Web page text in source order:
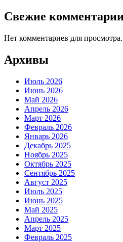
Свежие
Нет комментариев для просмотра.
Архивы
Июль 2026
Июнь 2026
Май 2026
Апрель 2026
Март 2026
Февраль 2026
Январь 2026
Декабрь 2025
Ноябрь 2025
Октябрь 2025
Сентябрь 2025
Август 2025
Июль 2025
Июнь 2025
Май 2025
Апрель 2025
Март 2025
Февраль 2025